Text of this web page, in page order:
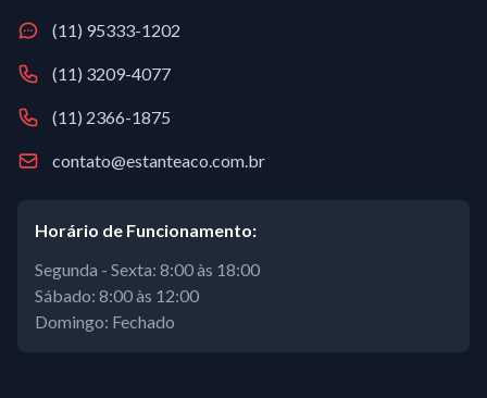
(11) 95333-1202
(11) 3209-4077
(11) 2366-1875
contato@estanteaco.com.br
Horário de Funcionamento:
Segunda - Sexta: 8:00 às 18:00
Sábado: 8:00 às 12:00
Domingo: Fechado